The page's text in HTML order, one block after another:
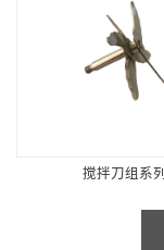
搅拌刀组系列